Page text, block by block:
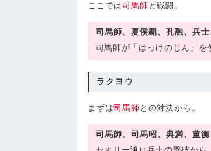
ここでは司馬師 と戦闘。
司馬師、夏侯覇、孔融、兵
司馬師が「はっけのじん」を
ラクヨウ
まずは司馬師 との対決から。
司馬師、司馬昭、典満、董